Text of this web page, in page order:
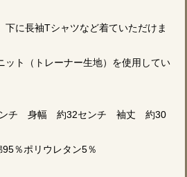
下に長袖Tシャツなど着ていただけま
ット（トレーナー生地）を使用してい
ンチ 身幅 約32センチ 袖丈 約30
％ポリウレタン5％